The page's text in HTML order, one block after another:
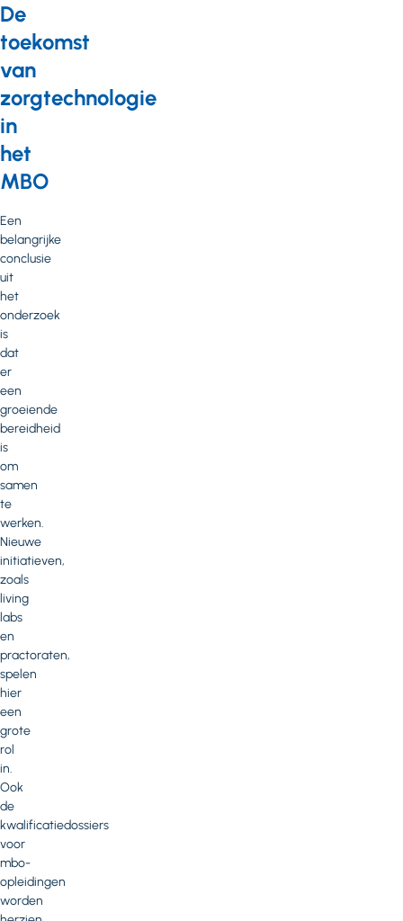
De
toekomst
van
zorgtechnologie
in
het
MBO
Een
belangrijke
conclusie
uit
het
onderzoek
is
dat
er
een
groeiende
bereidheid
is
om
samen
te
werken.
Nieuwe
initiatieven,
zoals
living
labs
en
practoraten,
spelen
hier
een
grote
rol
in.
Ook
de
kwalificatiedossiers
voor
mbo-
opleidingen
worden